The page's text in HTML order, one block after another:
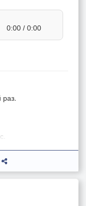
0:00 / 0:00